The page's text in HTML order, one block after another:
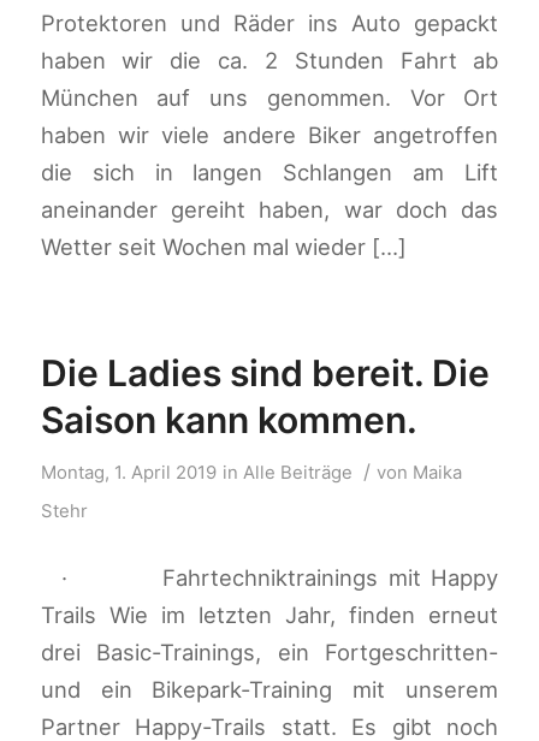
Protektoren und Räder ins Auto gepackt
haben wir die ca. 2 Stunden Fahrt ab
München auf uns genommen. Vor Ort
haben wir viele andere Biker angetroffen
die sich in langen Schlangen am Lift
aneinander gereiht haben, war doch das
Wetter seit Wochen mal wieder […]
Die Ladies sind bereit. Die
Saison kann kommen.
Montag, 1. April 2019 in Alle Beiträge / von Maika
Stehr
· Fahrtechniktrainings mit Happy
Trails Wie im letzten Jahr, finden erneut
drei Basic-Trainings, ein Fortgeschritten-
und ein Bikepark-Training mit unserem
Partner Happy-Trails statt. Es gibt noch